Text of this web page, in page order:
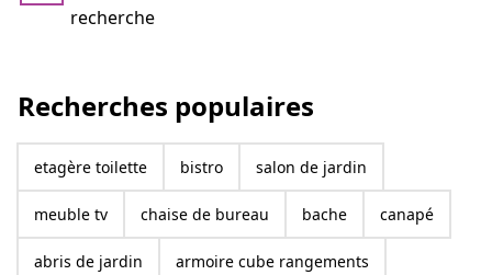
recherche
Recherches populaires
etagère toilette bistro salon de jardin
meuble tv chaise de bureau bache canapé
abris de jardin armoire cube rangements